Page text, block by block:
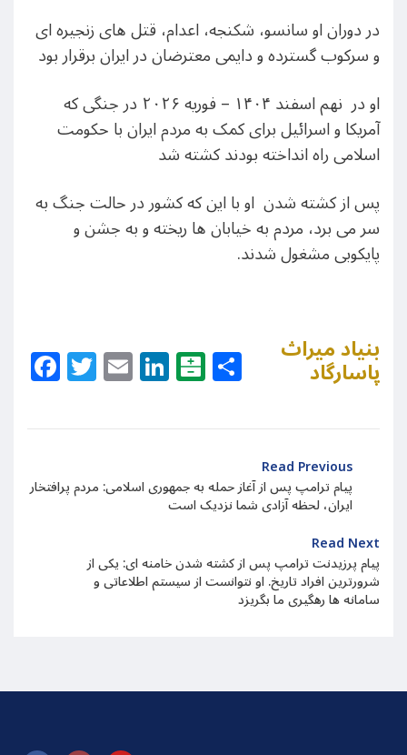
در دوران او سانسو، شکنجه، اعدام، قتل های زنجیره ای
و سرکوب گسترده و دایمی معترضان در ایران برقرار بود
او در نهم اسفند ۱۴۰۴ – فوریه ۲۰۲۶ در جنگی که
آمریکا و اسرائیل برای کمک به مردم ایران با حکومت
اسلامی راه انداخته بودند کشته شد
پس از کشته شدن او با این که کشور در حالت جنگ به
سر می برد، مردم به خیابان ها ریخته و به جشن و
پایکوبی مشغول شدند.
Facebook
Twitter
EmailLinkedIn
Balatarin
Share
بنیاد میراث
پاسارگاد
Read Previous
پیام ترامپ پس از آغاز حمله به جمهوری اسلامی: مردم پرافتخار
ایران، لحظه آزادی شما نزدیک است
Read Next
پیام پرزیدنت ترامپ پس از کشته شدن خامنه ای: یکی از
شرورترین افراد تاریخ. او نتوانست از سیستم اطلاعاتی و
سامانه ها رهگیری ما بگریزد